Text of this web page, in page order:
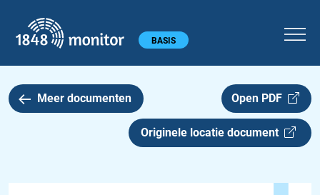
Hoofdmenu BASIS
Meer documenten Open PDF
Originele locatie document